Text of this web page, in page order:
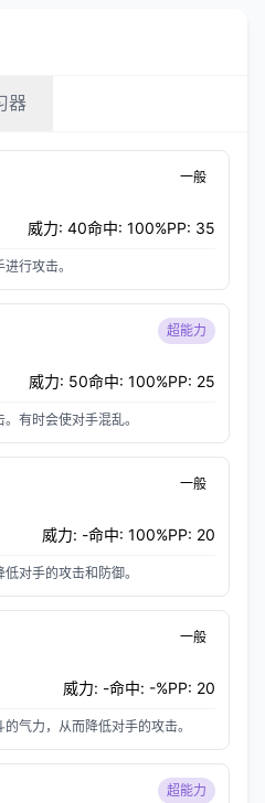
器
一般
威力: 40命中: 100%PP: 35
行攻击。
超能力
威力: 50命中: 100%PP: 25
有时会使对手混乱。
一般
威力: -命中: 100%PP: 20
对手的攻击和防御。
一般
威力: -命中: -%PP: 20
气力，从而降低对手的攻击。
超能力